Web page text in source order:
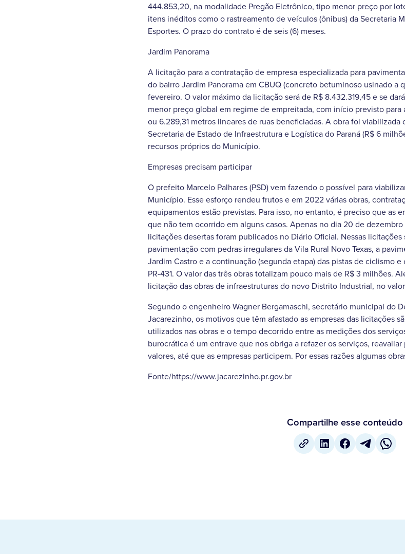
444.853,20, na modalidade Pregão Eletrônico, tipo menor preço por
itens inéditos como o rastreamento de veículos (ônibus) da Secretaria
Esportes. O prazo do contrato é de seis (6) meses.
Jardim Panorama
A licitação para a contratação de empresa especializada para
do bairro Jardim Panorama em CBUQ (concreto betuminoso usinado a
fevereiro. O valor máximo da licitação será de R$ 8.432.319,45 e se
menor preço global em regime de empreitada, com início previsto para
ou 6.289,31 metros lineares de ruas beneficiadas. A obra foi
Secretaria de Estado de Infraestrutura e Logística do Paraná (R$ 6
recursos próprios do Município.
Empresas precisam participar
O prefeito Marcelo Palhares (PSD) vem fazendo o possível para
Município. Esse esforço rendeu frutos e em 2022 várias obras,
equipamentos estão previstas. Para isso, no entanto, é preciso que as
que não tem ocorrido em alguns casos. Apenas no dia 20 de
licitações desertas foram publicados no Diário Oficial. Nessas licitações
pavimentação com pedras irregulares da Vila Rural Novo Texas, a
Jardim Castro e a continuação (segunda etapa) das pistas de ciclismo e
PR-431. O valor das três obras totalizam pouco mais de R$ 3 milhões.
licitação das obras de infraestruturas do novo Distrito Industrial, no
Segundo o engenheiro Wagner Bergamaschi, secretário municipal do
Jacarezinho, os motivos que têm afastado as empresas das licitações
utilizados nas obras e o tempo decorrido entre as medições dos
burocrática é um entrave que nos obriga a refazer os serviços,
valores, até que as empresas participem. Por essas razões algumas
Fonte/https://www.jacarezinho.pr.gov.br
Compartilhe esse conteúdo